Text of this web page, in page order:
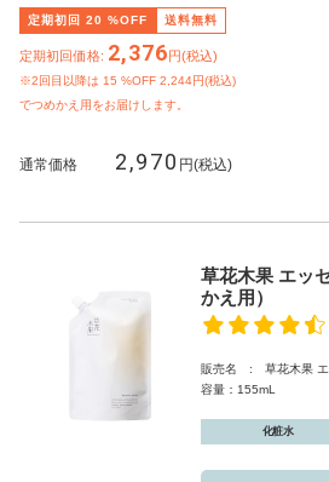
定期初回 20 %OFF 送料無料
定期初回価格: 2,376円(税込)
※2回目以降は 15 %OFF 2,244円(税込)
でつめかえ用をお届けします。
通常価格 2,970 円(税込)
草花木果 エッ
かえ用）
販売名 : 草花木果 エ
容量：155mL
化粧水